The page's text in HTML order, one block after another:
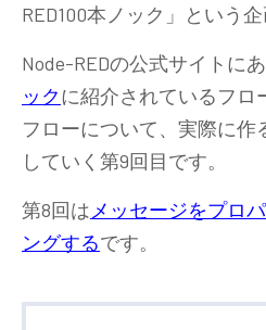
RED100本ノック」という
Node-REDの公式サイトに
ックに紹介されているフロ
フローについて、実際に作
していく第9回目です。
第8回は メッセージをプロ
ングするです。